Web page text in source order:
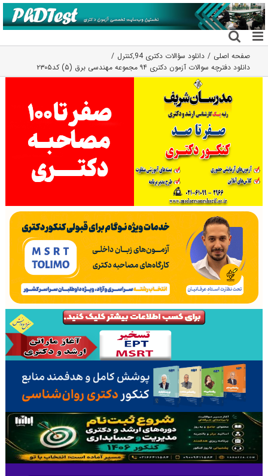
رفتن
به
محتوا
صفحه اصلی دانلود سؤالات دکتری 94 ,کنترل
دانلود دفترچه سوالات آزمون دکتری ۹۴ مجموعه مهندسی برق (۵) کد۲۳۰۵